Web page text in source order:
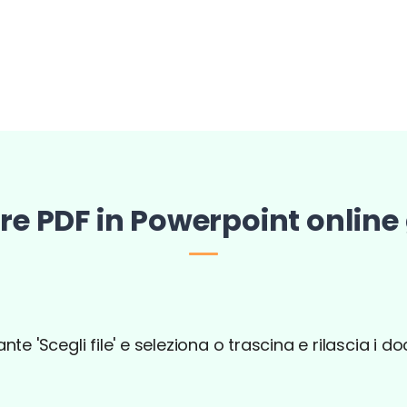
PDF in Powerpoint
'Scegli file' e seleziona o trascina e rilascia i